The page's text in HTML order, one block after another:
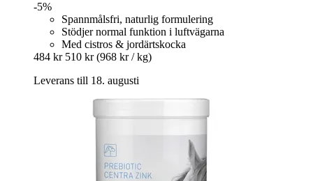
-5%
Spannmålsfri, naturlig formulering
Stödjer normal funktion i luftvägarna
Med cistros & jordärtskocka
484 kr 510 kr (968 kr / kg)
Leverans till 18. augusti